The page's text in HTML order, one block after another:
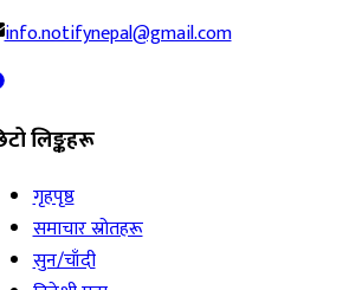
info.notifynepal@gmail.com
लिङ्कहरू
गृहपृष्ठ
समाचार स्रोतहरू
सुन/चाँदी